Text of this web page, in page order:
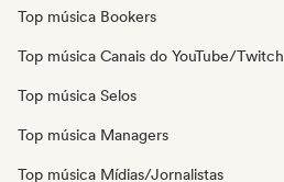
Top música Bookers
Top música Canais do YouTube/Twitch
Top música Selos
Top música Managers
Top música Mídias/Jornalistas